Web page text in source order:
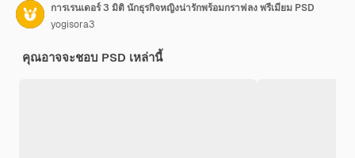
การเรนเดอร์ 3 มิติ นักธุรกิจหญิงน่ารักพร้อมกราฟลง พรีเมียม PSD
yogisora3
คุณอาจจะชอบ PSD เหล่านี้